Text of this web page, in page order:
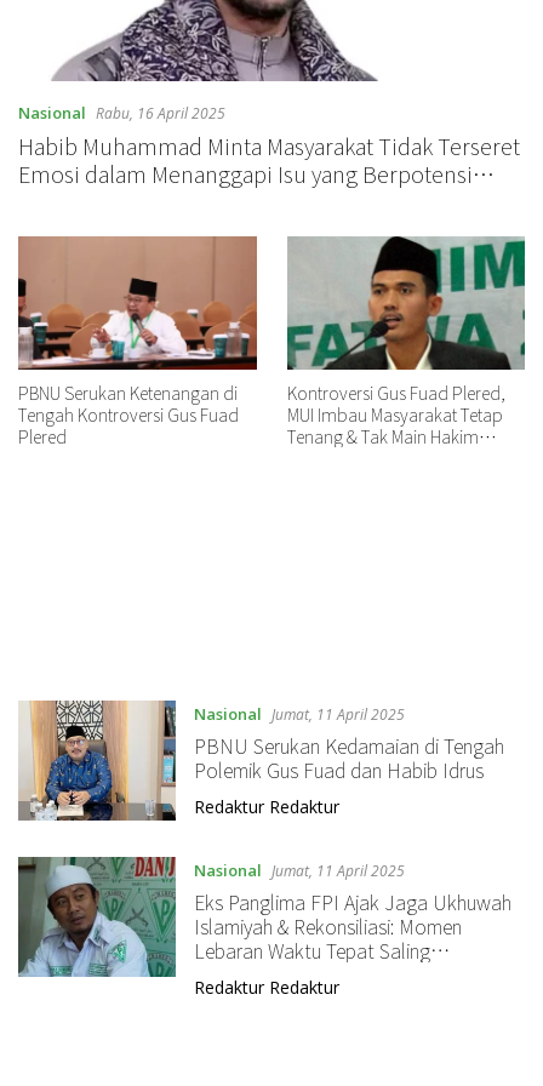
Nasional Rabu, 16 April 2025
Habib Muhammad Minta Masyarakat Tidak Terseret
Emosi dalam Menanggapi Isu yang Berpotensi
PBNU Serukan Ketenangan di
Tengah Kontroversi Gus Fuad
Plered
Kontroversi Gus Fuad Plered,
MUI Imbau Masyarakat Tetap
Tenang & Tak Main Hakim
Nasional Jumat, 11 April 2025
PBNU Serukan Kedamaian di Tengah
Polemik Gus Fuad dan Habib Idrus
Redaktur Redaktur
Nasional Jumat, 11 April 2025
Eks Panglima FPI Ajak Jaga Ukhuwah
Islamiyah & Rekonsiliasi: Momen
Lebaran Waktu Tepat Saling
Memaafkan di Tengah Polemik Gus
Plered
Redaktur Redaktur